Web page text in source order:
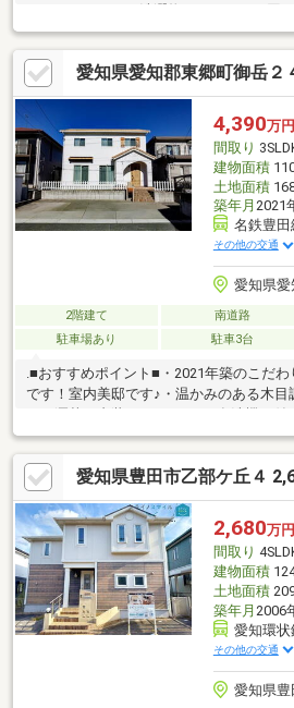
したバルコニーで洗濯物のスペースに困
ペースに余裕をもって駐車が可能です！
納付き、廊下収納、シューズボックスも
は困りません！◆リフォーム相談可◆ご要
し後、ご入居前にリフォーム可能です！
愛知県愛知郡東郷町御岳２
4,390万円
間取り
建物面積
土地面積
築年月 2021
名鉄豊田
その他の交通
愛知県愛
2階建て 南道路
駐車場あり
駐車3台
.■おすすめポイント■・2021年築のこだ
です！室内美邸です♪・温かみのある木目
も楽ちん♪・並列3台駐車可能なので急な
イフスタイルの違うご家庭でも安心です
鉄豊田線「日進」駅から徒歩約19分の閑
す！・小・中学校、スーパー、コンビニ
ので、子育て世帯にも暮らしやすい住環
東郷まで車で約7分！ショッピングやグ
是非一度、現地ご内覧くださいませ！
愛知県豊田市乙部ケ丘４
2,680万円
間取り
建物面積
土地面積
築年月 2006
愛知環状
その他の交通
愛知県豊